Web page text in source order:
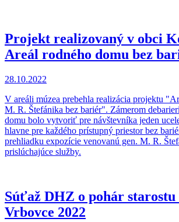
Projekt realizovaný v obci
Areál rodného domu bez
28.10.2022
V areáli múzea prebehla realizácia projektu
M. R. Štefánika bez bariér". Zámerom
domu bolo vytvoriť pre návštevníka jeden
hlavne pre každého prístupný priestor bez
prehliadku expozície venovanú gen. M. R.
prislúchajúce služby.
Súťaž DHZ o pohár starostu
Vrbovce 2022